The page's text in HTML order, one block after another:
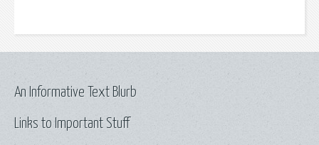
Links to Important Stuff
An Informative Text Blurb